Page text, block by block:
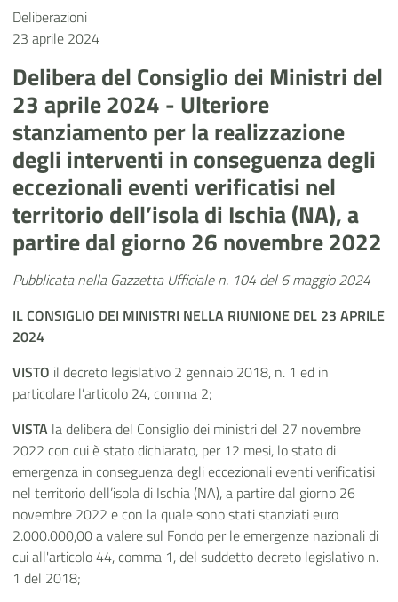
Deliberazioni
23 aprile 2024
Delibera del Consiglio dei Ministri del
23 aprile 2024 - Ulteriore
stanziamento per la realizzazione
degli interventi in conseguenza degli
eccezionali eventi verificatisi nel
territorio dell’isola di Ischia (NA), a
partire dal giorno 26 novembre 2022
Pubblicata nella Gazzetta Ufficiale n. 104 del 6 maggio 2024
IL CONSIGLIO DEI MINISTRI NELLA RIUNIONE DEL 23 APRILE
2024
VISTO il decreto legislativo 2 gennaio 2018, n. 1 ed in
particolare l’articolo 24, comma 2;
VISTA la delibera del Consiglio dei ministri del 27 novembre
2022 con cui è stato dichiarato, per 12 mesi, lo stato di
emergenza in conseguenza degli eccezionali eventi verificatisi
nel territorio dell’isola di Ischia (NA), a partire dal giorno 26
novembre 2022 e con la quale sono stati stanziati euro
2.000.000,00 a valere sul Fondo per le emergenze nazionali di
cui all'articolo 44, comma 1, del suddetto decreto legislativo n.
1 del 2018;